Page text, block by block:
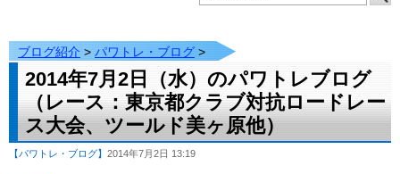
ブログ紹介 > パワトレ・ブログ>
2014年7月2日（水）のパワトレブログ
（レース：東京都クラブ対抗ロードレー
ス大会、ツールド美ヶ原他）
【パワトレ・ブログ】 2014年7月2日 13:19